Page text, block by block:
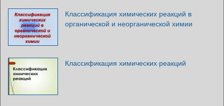
Классификация химических реакций в
органической и неорганической химии
Классификация химических реакций